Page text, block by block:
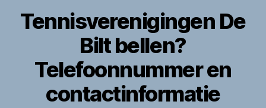
Tennisverenigingen De
Bilt bellen?
Telefoonnummer en
contactinformatie